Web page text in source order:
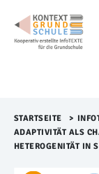
STARTSEITE >​
ADAPTIVITÄT ALS
HETEROGENITÄT IN